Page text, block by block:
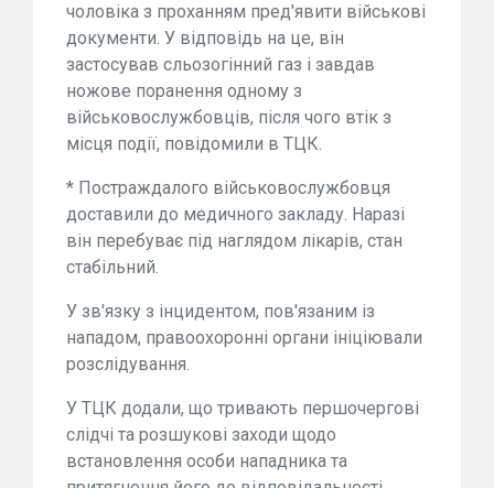
чоловіка з проханням пред'явити військові
документи. У відповідь на це, він
застосував сльозогінний газ і завдав
ножове поранення одному з
військовослужбовців, після чого втік з
місця події, повідомили в ТЦК.
* Постраждалого військовослужбовця
доставили до медичного закладу. Наразі
він перебуває під наглядом лікарів, стан
стабільний.
У зв'язку з інцидентом, пов'язаним із
нападом, правоохоронні органи ініціювали
розслідування.
У ТЦК додали, що тривають першочергові
слідчі та розшукові заходи щодо
встановлення особи нападника та